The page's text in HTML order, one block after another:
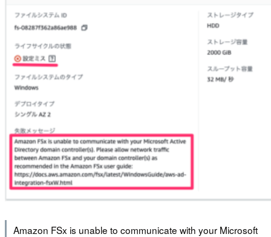
Amazon FSx is unable to communicate with your Microsoft